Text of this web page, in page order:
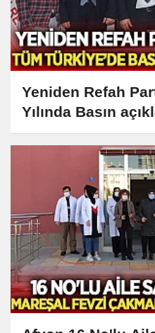
Yeniden Refah
Yılında Basın